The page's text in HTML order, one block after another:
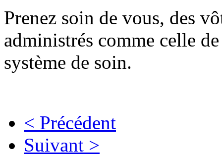
Prenez soin de vous, des
administrés comme celle
système de soin.
< Précédent
Suivant >